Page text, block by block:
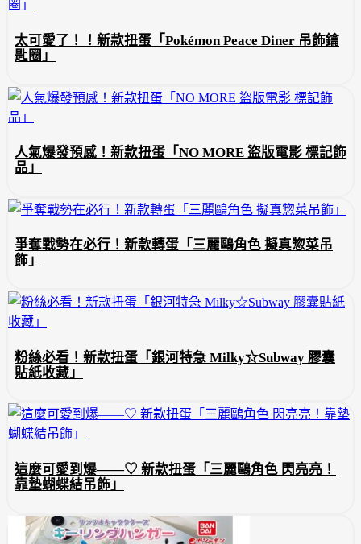
太可愛了！！新款扭蛋「Pokémon Peace Diner 吊飾鑰
匙圈」
人氣爆發預感！新款扭蛋「NO MORE 盜版電影 標記飾
品」
爭奪戰勢在必行！新款轉蛋「三麗鷗角色 擬真惣菜吊
飾」
粉絲必看！新款扭蛋「銀河特急 Milky☆Subway 膠囊
貼紙收藏」
這麼可愛到爆——♡ 新款扭蛋「三麗鷗角色 閃亮亮！
靠墊蝴蝶結吊飾」